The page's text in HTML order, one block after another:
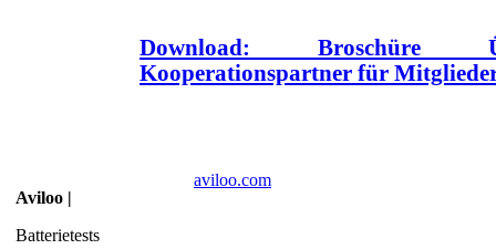
Download: Broschüre
Kooperationspartner für
Aviloo |
Batterietests
aviloo.com